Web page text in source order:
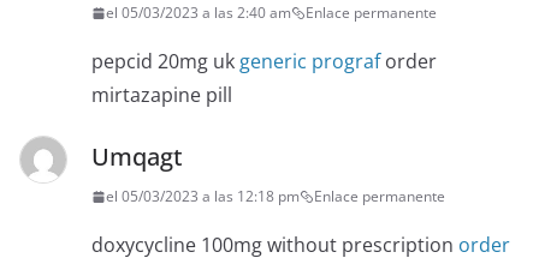
el 05/03/2023 a las 2:40 am Enlace permanente
pepcid 20mg uk generic prograforder
mirtazapine pill
Umqagt
el 05/03/2023 a las 12:18 pm Enlace permanente
doxycycline 100mg without prescription order